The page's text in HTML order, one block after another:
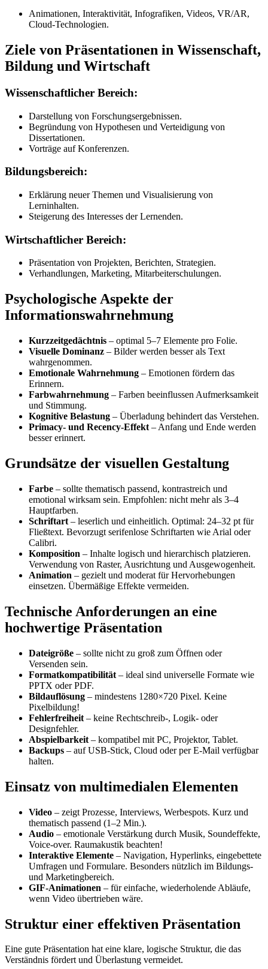
Animationen, Interaktivität, Infografiken, Videos, VR/AR,
Cloud-Technologien.
Ziele von Präsentationen in Wissenschaft,
Bildung und Wirtschaft
Wissenschaftlicher Bereich:
Darstellung von Forschungsergebnissen.
Begründung von Hypothesen und Verteidigung von
Dissertationen.
Vorträge auf Konferenzen.
Bildungsbereich:
Erklärung neuer Themen und Visualisierung von
Lerninhalten.
Steigerung des Interesses der Lernenden.
Wirtschaftlicher Bereich:
Präsentation von Projekten, Berichten, Strategien.
Verhandlungen, Marketing, Mitarbeiterschulungen.
Psychologische Aspekte der
Informationswahrnehmung
Kurzzeitgedächtnis – optimal 5–7 Elemente pro Folie.
Visuelle Dominanz – Bilder werden besser als Text
wahrgenommen.
Emotionale Wahrnehmung – Emotionen fördern das
Erinnern.
Farbwahrnehmung – Farben beeinflussen Aufmerksamkeit
und Stimmung.
Kognitive Belastung – Überladung behindert das Verstehen.
Primacy- und Recency-Effekt – Anfang und Ende werden
besser erinnert.
Grundsätze der visuellen Gestaltung
Farbe – sollte thematisch passend, kontrastreich und
emotional wirksam sein. Empfohlen: nicht mehr als 3–4
Hauptfarben.
Schriftart – leserlich und einheitlich. Optimal: 24–32 pt für
Fließtext. Bevorzugt serifenlose Schriftarten wie Arial oder
Calibri.
Komposition – Inhalte logisch und hierarchisch platzieren.
Verwendung von Raster, Ausrichtung und Ausgewogenheit.
Animation – gezielt und moderat für Hervorhebungen
einsetzen. Übermäßige Effekte vermeiden.
Technische Anforderungen an eine
hochwertige Präsentation
Dateigröße – sollte nicht zu groß zum Öffnen oder
Versenden sein.
Formatkompatibilität – ideal sind universelle Formate wie
PPTX oder PDF.
Bildauflösung – mindestens 1280×720 Pixel. Keine
Pixelbildung!
Fehlerfreiheit – keine Rechtschreib-, Logik- oder
Designfehler.
Abspielbarkeit – kompatibel mit PC, Projektor, Tablet.
Backups – auf USB-Stick, Cloud oder per E-Mail verfügbar
halten.
Einsatz von multimedialen Elementen
Video – zeigt Prozesse, Interviews, Werbespots. Kurz und
thematisch passend (1–2 Min.).
Audio – emotionale Verstärkung durch Musik, Soundeffekte,
Voice-over. Raumakustik beachten!
Interaktive Elemente – Navigation, Hyperlinks, eingebettete
Umfragen und Formulare. Besonders nützlich im Bildungs-
und Marketingbereich.
GIF-Animationen – für einfache, wiederholende Abläufe,
wenn Video übertrieben wäre.
Struktur einer effektiven Präsentation
Eine gute Präsentation hat eine klare, logische Struktur, die das
Verständnis fördert und Überlastung vermeidet.